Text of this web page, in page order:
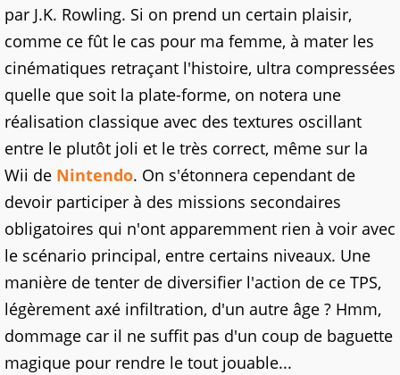
par J.K. Rowling. Si on prend un certain plaisir,
comme ce fût le cas pour ma femme, à mater les
cinématiques retraçant l'histoire, ultra compressées
quelle que soit la plate-forme, on notera une
réalisation classique avec des textures oscillant
entre le plutôt joli et le très correct, même sur la
Wii de Nintendo. On s'étonnera cependant de
devoir participer à des missions secondaires
obligatoires qui n'ont apparemment rien à voir avec
le scénario principal, entre certains niveaux. Une
manière de tenter de diversifier l'action de ce TPS,
légèrement axé infiltration, d'un autre âge ? Hmm,
dommage car il ne suffit pas d'un coup de baguette
magique pour rendre le tout jouable...